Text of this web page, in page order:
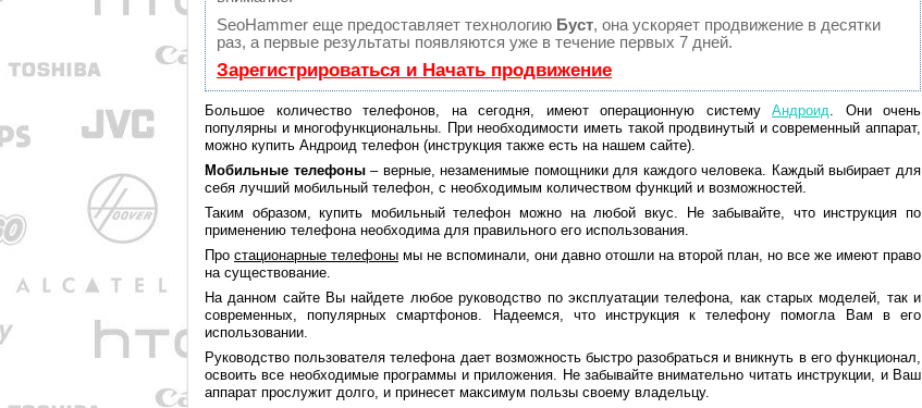
SeoHammer еще предоставляет технологию Буст, она ускоряет продвижение в десятки
раз, а первые результаты появляются уже в течение первых 7 дней.
Зарегистрироваться и Начать продвижение
Большое количество телефонов, на сегодня, имеют операционную систему Андроид. Они очень
популярны и многофункциональны. При необходимости иметь такой продвинутый и современный аппарат,
можно купить Андроид телефон (инструкция также есть на нашем сайте).
Мобильные телефоны– верные, незаменимые помощники для каждого человека. Каждый выбирает для
себя лучший мобильный телефон, с необходимым количеством функций и возможностей.
Таким образом, купить мобильный телефон можно на любой вкус. Не забывайте, что инструкция по
применению телефона необходима для правильного его использования.
Про стационарные телефоны мы не вспоминали, они давно отошли на второй план, но все же имеют право
на существование.
На данном сайте Вы найдете любое руководство по эксплуатации телефона, как старых моделей, так и
современных, популярных смартфонов. Надеемся, что инструкция к телефону помогла Вам в его
использовании.
Руководство пользователя телефона дает возможность быстро разобраться и вникнуть в его функционал,
освоить все необходимые программы и приложения. Не забывайте внимательно читать инструкции, и Ваш
аппарат прослужит долго, и принесет максимум пользы своему владельцу.